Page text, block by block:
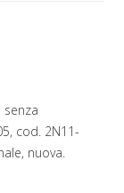
cod. 2N11-
nuova.